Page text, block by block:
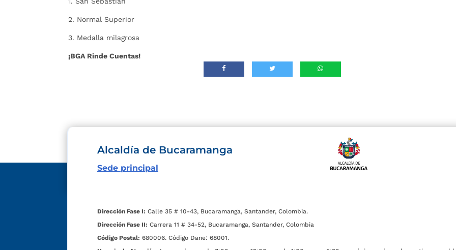
2. Normal Superior
3. Medalla milagrosa
¡BGA Rinde Cuentas!
Alcaldía de Bucaramanga
Sede principal
Dirección Fase I: Calle 35 # 10-43, Bucaramanga, Santander, Colombia.
Dirección Fase II: Carrera 11 # 34-52, Bucaramanga, Santander, Colombia
Código Postal: 680006. Código Dane: 68001.